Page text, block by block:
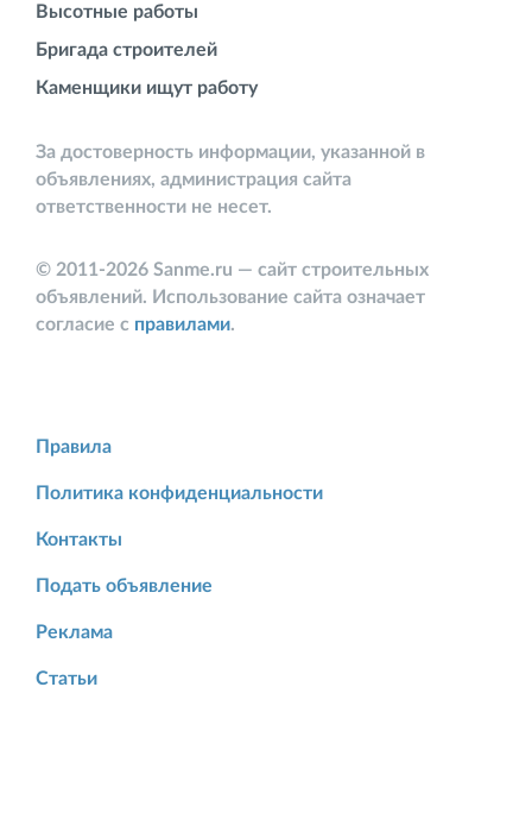
Высотные работы
Бригада строителей
Каменщики ищут работу
За достоверность информации, указанной в
объявлениях, администрация сайта
ответственности не несет.
© 2011-2026 Sanme.ru — сайт строительных
объявлений. Использование сайта означает
согласие с правилами.
Правила
Политика конфиденциальности
Контакты
Подать объявление
Реклама
Статьи